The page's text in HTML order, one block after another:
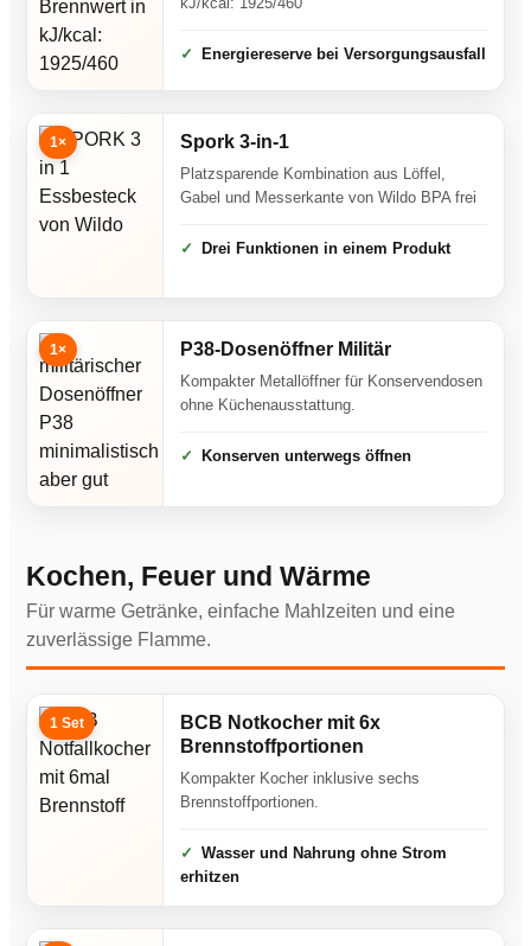
Energiereserve bei Versorgungsausfall
1× Spork 3-in-1
Platzsparende Kombination aus Löffel,
Gabel und Messerkante von Wildo BPA frei
Drei Funktionen in einem Produkt
1× P38-Dosenöffner Militär
Kompakter Metallöffner für Konservendosen
ohne Küchenausstattung.
Konserven unterwegs öffnen
Kochen, Feuer und Wärme
Für warme Getränke, einfache Mahlzeiten und eine
zuverlässige Flamme.
1 Set
BCB Notkocher mit 6x
Brennstoffportionen
Kompakter Kocher inklusive sechs
Brennstoffportionen.
Wasser und Nahrung ohne Strom
erhitzen